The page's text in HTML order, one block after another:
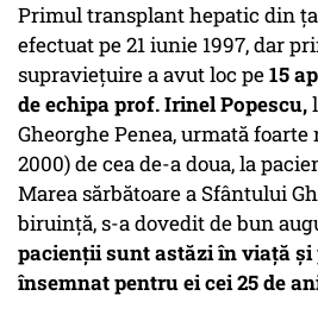
Primul transplant hepatic din
efectuat pe 21 iunie 1997, dar
supraviețuire a avut loc pe15
de echipa prof. Irinel Popescu,
Gheorghe Penea, urmată foarte
2000) de cea de-a doua, la
Marea sărbătoare a Sfântului
biruință, s-a dovedit de bun
pacienții sunt astăzi în viață și
însemnat pentru ei cei 25 de